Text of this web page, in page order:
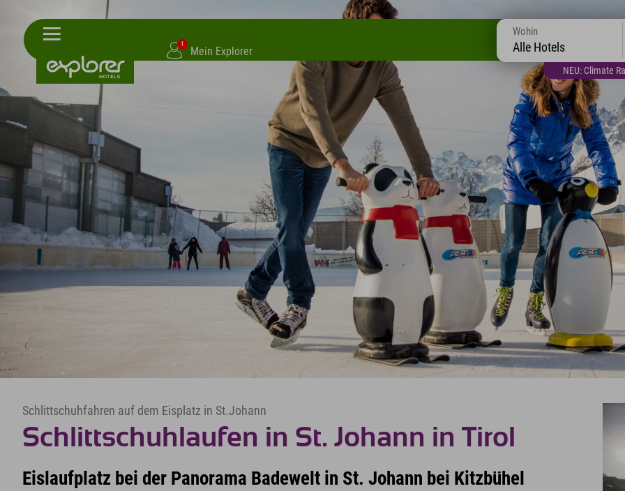
1
Mein Explorer
NEU: Climate
Wohin
Alle Hotels
Schlittschuhfahren auf dem Eisplatz in St.Johann
Schlittschuhlaufen in St. Johann in Tirol
Eislaufplatz bei der Panorama Badewelt in St. Johann bei Kitzbühel